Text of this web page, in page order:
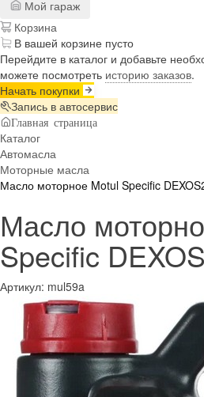
Мой гараж
Корзина
В вашей корзине пусто
Перейдите в каталог и добавьте
можете посмотреть историю заказов.
Начать покупки
Запись в автосервис
Главная страница
Каталог
Автомасла
Моторные масла
Масло моторное Motul Specific
Масло
Specific
Артикул: mul59a